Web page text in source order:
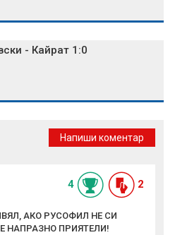
- Кайрат 1:0
Напиши коментар
4 2
АКО РУСОФИЛ НЕ СИ
НАПРАЗНО ПРИЯТЕЛИ!